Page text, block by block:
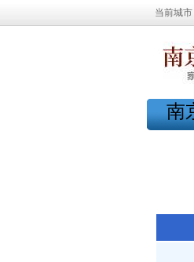
当前城市
南